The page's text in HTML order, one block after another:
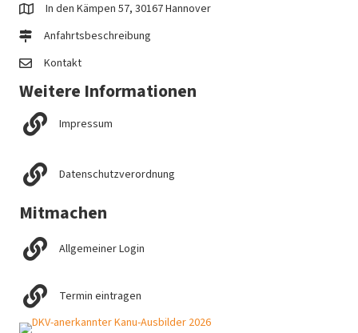
In den Kämpen 57, 30167 Hannover
Anfahrtsbeschreibung
Kontakt
Weitere Informationen
Impressum
Datenschutzverordnung
Mitmachen
Allgemeiner Login
Termin eintragen